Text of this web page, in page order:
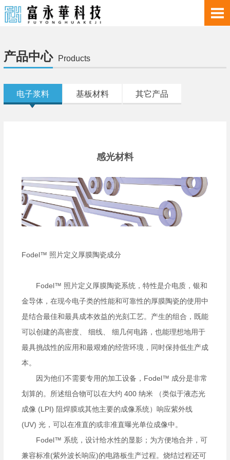
产品中心 Products
电子浆料 基板材料 其它产品
感光材料
Fodel™ 照片定义厚膜陶瓷成分
Fodel™ 照片定义厚膜陶瓷系统，特性是介电质，银和
金导体，在现今电子类的性能和可靠性的厚膜陶瓷的使用中
是结合最佳和最具成本效益的光刻工艺。产生的组合，既能
可以创建的高密度、 细线、 细几何电路，也能理想地用于
最具挑战性的应用和最艰难的经营环境，同时保持低生产成
本。
因为他们不需要专用的加工设备， Fodel™ 成分是非常
划算的。所述组合物可以在大约 400 纳米 （类似于液态光
成像 (LPI) 阻焊膜或其他主要的成像系统）响应紫外线
(UV) 光，可以在准直的或非准直曝光单位成像中。
Fodel™ 系统，设计给水性的显影；为方便地合并，可
兼容标准(紫外波长响应)的电路板生产过程。烧结过程还可